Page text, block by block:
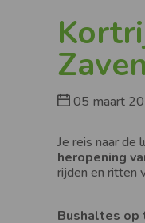
05 maart
Je reis naar de
heropening
rijden en ritten
Bushaltes op